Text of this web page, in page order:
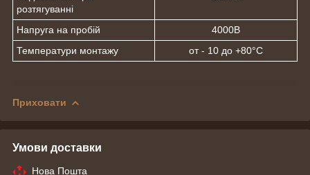
розтягуванні
Напруга на пробій
4000В
Температури монтажу
от - 10 до +80°С
Приховати
Умови доставки
Нова Пошта